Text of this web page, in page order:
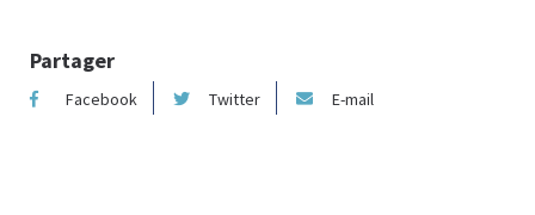
Partager
Facebook Twitter E-mail